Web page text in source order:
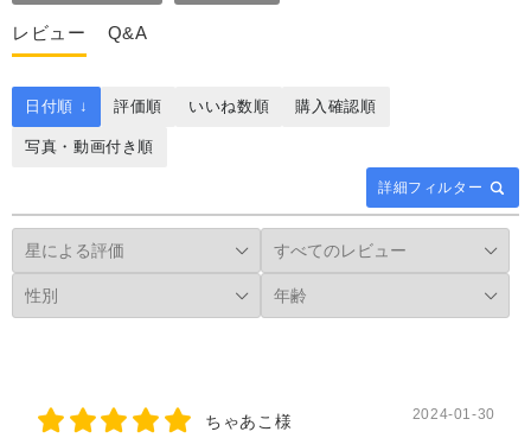
レビュー Q&A
詳細フィルター
日付順 ↓ 評価順 いいね数順 購入確認順
写真・動画付き順
ちゃあこ様 2024-01-30